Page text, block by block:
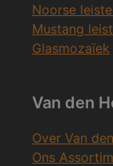
Noorse
Mustang
Glasmozaïek
Van den
Over Van
Ons